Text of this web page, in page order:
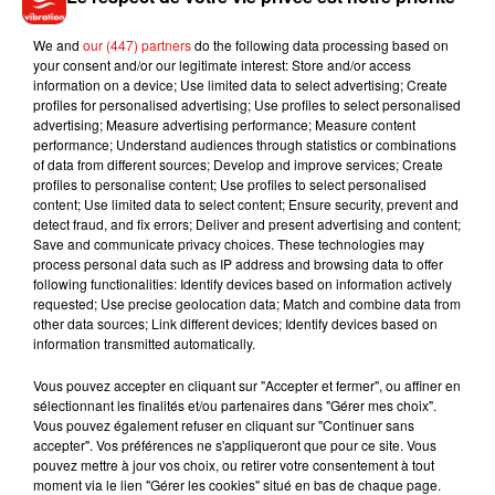
22 juillet 2022
Sound Of Legend - Push
The Feeling On
1 2 3 4 5
Musique
We and our (447) partnersdo the following data processing based on
your consent and/or our legitimate interest: Store and/or access
information on a device; Use limited data to select advertising; Create
profiles for personalised advertising; Use profiles to select personalised
advertising; Measure advertising performance; Measure content
performance; Understand audiences through statistics or combinations
of data from different sources; Develop and improve services; Create
profiles to personalise content; Use profiles to select personalised
content; Use limited data to select content; Ensure security, prevent and
detect fraud, and fix errors; Deliver and present advertising and content;
Save and communicate privacy choices. These technologies may
process personal data such as IP address and browsing data to offer
following functionalities: Identify devices based on information actively
requested; Use precise geolocation data; Match and combine data from
other data sources; Link different devices; Identify devices based on
information transmitted automatically.
Vous pouvez accepter en cliquant sur "Accepter et fermer", ou affiner en
sélectionnant les finalités et/ou partenaires dans "Gérer mes choix".
Vous pouvez également refuser en cliquant sur "Continuer sans
accepter". Vos préférences ne s'appliqueront que pour ce site. Vous
pouvez mettre à jour vos choix, ou retirer votre consentement à tout
moment via le lien "Gérer les cookies" situé en bas de chaque page.